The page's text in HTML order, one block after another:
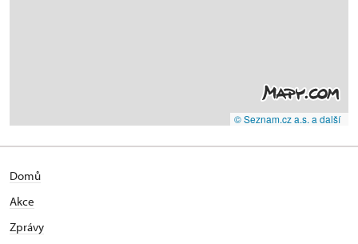
© Seznam.cz a.s. a další
Domů
Akce
Zprávy